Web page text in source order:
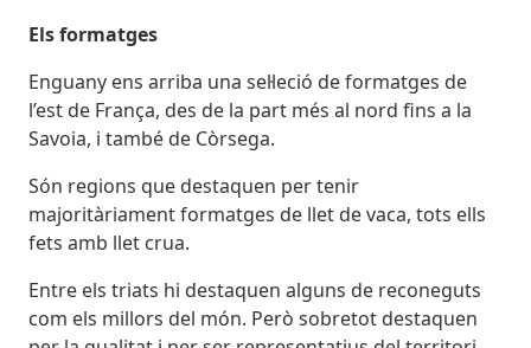
Els formatges
Enguany ens arriba una sel·leció de formatges de
l’est de França, des de la part més al nord fins a la
Savoia, i també de Còrsega.
Són regions que destaquen per tenir
majoritàriament formatges de llet de vaca, tots ells
fets amb llet crua.
Entre els triats hi destaquen alguns de reconeguts
com els millors del món. Però sobretot destaquen